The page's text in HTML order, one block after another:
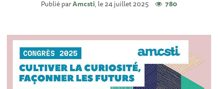
Publié parAmcsti, le 24 juillet 2025 780